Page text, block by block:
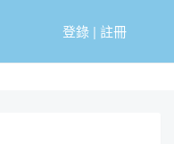
登錄| 註冊